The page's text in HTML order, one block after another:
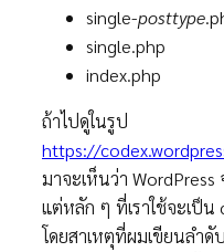
single-posttype
single.php
index.php
ถ้าไปดูในรูป
https://
มาจะเห็นว่า
แต่หลัก ๆ ที่เราใช้จะเป็
โดยสาเหตุที่ผมเขียนลำดั